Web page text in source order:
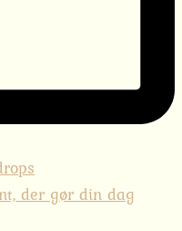
der gør din dag